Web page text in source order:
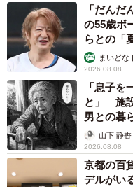
「だん
の55歳ボ
らとの「
まいどな
2026.08.08
「息子
と」 施
男との暮
から】山下 静香
2026.08.08
京都の百
デルがい